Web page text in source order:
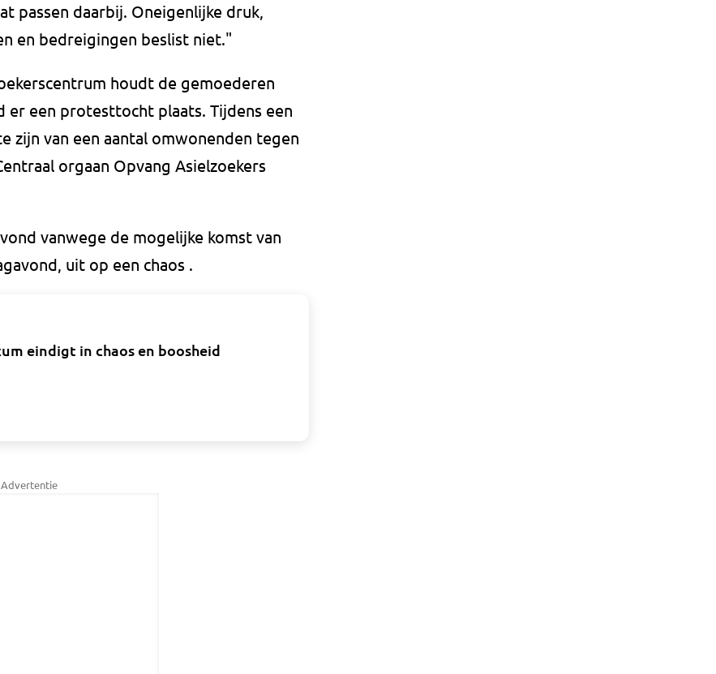
passen daarbij. Oneigenlijke druk,
en bedreigingen beslist niet."
houdt de gemoederen
er een protesttocht plaats. Tijdens een
zijn van een aantal omwonenden tegen
orgaan Opvang Asielzoekers
vanwege de mogelijke komst van
uit op een chaos .
eindigt in chaos en boosheid
Advertentie